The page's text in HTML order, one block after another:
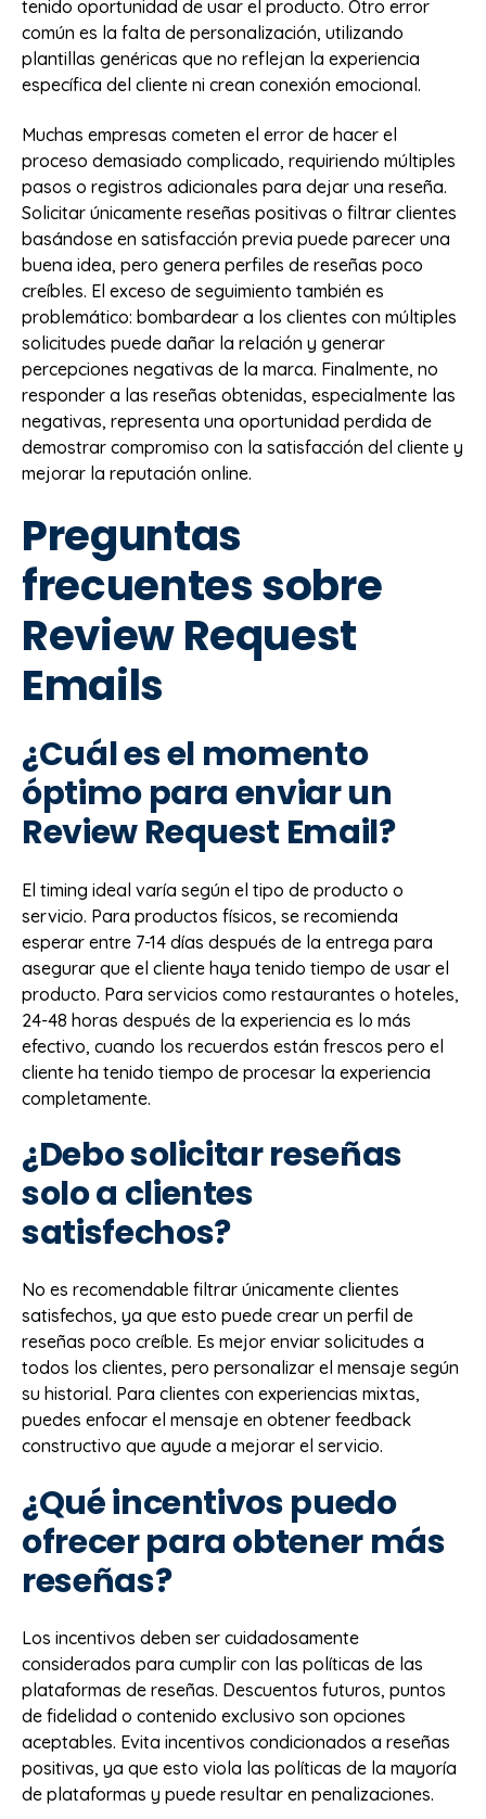
tenido oportunidad de usar el producto. Otro error
común es la falta de personalización, utilizando
plantillas genéricas que no reflejan la experiencia
específica del cliente ni crean conexión emocional.
Muchas empresas cometen el error de hacer el
proceso demasiado complicado, requiriendo múltiples
pasos o registros adicionales para dejar una reseña.
Solicitar únicamente reseñas positivas o filtrar clientes
basándose en satisfacción previa puede parecer una
buena idea, pero genera perfiles de reseñas poco
creíbles. El exceso de seguimiento también es
problemático: bombardear a los clientes con múltiples
solicitudes puede dañar la relación y generar
percepciones negativas de la marca. Finalmente, no
responder a las reseñas obtenidas, especialmente las
negativas, representa una oportunidad perdida de
demostrar compromiso con la satisfacción del cliente y
mejorar la reputación online.
Preguntas
frecuentes sobre
Review Request
Emails
¿Cuál es el momento
óptimo para enviar un
Review Request Email?
El timing ideal varía según el tipo de producto o
servicio. Para productos físicos, se recomienda
esperar entre 7-14 días después de la entrega para
asegurar que el cliente haya tenido tiempo de usar el
producto. Para servicios como restaurantes o hoteles,
24-48 horas después de la experiencia es lo más
efectivo, cuando los recuerdos están frescos pero el
cliente ha tenido tiempo de procesar la experiencia
completamente.
¿Debo solicitar reseñas
solo a clientes
satisfechos?
No es recomendable filtrar únicamente clientes
satisfechos, ya que esto puede crear un perfil de
reseñas poco creíble. Es mejor enviar solicitudes a
todos los clientes, pero personalizar el mensaje según
su historial. Para clientes con experiencias mixtas,
puedes enfocar el mensaje en obtener feedback
constructivo que ayude a mejorar el servicio.
¿Qué incentivos puedo
ofrecer para obtener más
reseñas?
Los incentivos deben ser cuidadosamente
considerados para cumplir con las políticas de las
plataformas de reseñas. Descuentos futuros, puntos
de fidelidad o contenido exclusivo son opciones
aceptables. Evita incentivos condicionados a reseñas
positivas, ya que esto viola las políticas de la mayoría
de plataformas y puede resultar en penalizaciones.